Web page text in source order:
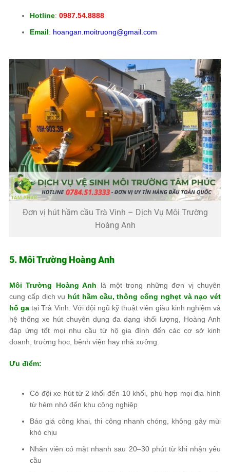
Hotline: 0987.54.8888
Email: hoangan.moitruong@gmail.com
Đơn vị hút hầm cầu Trà Vinh – Dịch Vụ Môi Trường
Hoàng Anh
5. Môi Trường Hoàng Anh
Môi Trường Hoàng Anh là một trong những đơn vị chuyên
cung cấp dịch vụ hút hầm cầu, thông cống nghẹt và nạo vét
hố ga tại Trà Vinh. Với đội ngũ kỹ thuật viên giàu kinh nghiệm và
hệ thống xe hút chuyên dụng đa dạng khối lượng, Hoàng Anh
đáp ứng tốt mọi nhu cầu từ hộ gia đình đến các cơ sở kinh
doanh, trường học, bệnh viện hay nhà xưởng.
Ưu điểm:
Có đội xe hút từ 2 khối đến 10 khối, phù hợp mọi địa hình
từ hẻm nhỏ đến khu công nghiệp
Báo giá công khai, thi công nhanh chóng, không gây mùi
khó chịu
Nhân viên có mặt nhanh sau 20–30 phút từ khi nhận yêu
cầu